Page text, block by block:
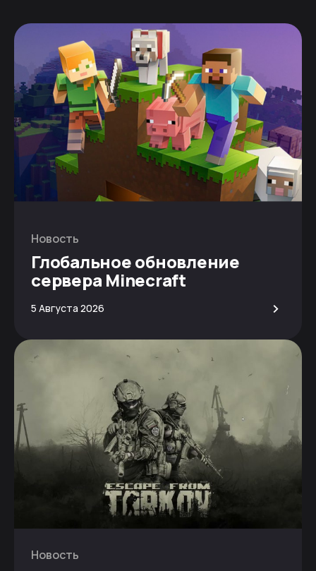
Новость
Глобальное обновление
сервера Minecraft
5 Августа 2026 >
Новость